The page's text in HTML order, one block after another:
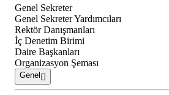
Genel Sekreter
Genel Sekreter Yardımcıları
Rektör Danışmanları
İç Denetim Birimi
Daire Başkanları
Organizasyon Şeması
Genel